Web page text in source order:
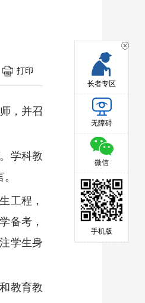
打印
，并召
学科教
工程，
备考，
学生身
教育教
长者专区
无障碍
微信
手机版